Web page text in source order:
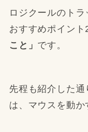
ロジクールのト
おすすめポイント
こと」 です。
先程も紹介した
は、マウスを動か